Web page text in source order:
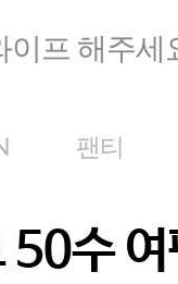
이프 해주세
팬티
50수